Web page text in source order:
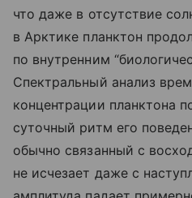
что даже в отсутствие
в Арктике планктон
по внутренним
Спектральный анализ
концентрации планктона
суточный ритм его
обычно связанный с
не исчезает даже с